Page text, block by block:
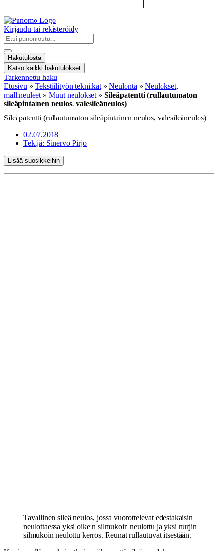
Kirjaudu tai rekisteröidy
Search
...
Hakutulosta
Katso kaikki hakutulokset
Tarkennettu haku
Etusivu » Tekstiilityön tekniikat » Neulonta » Neulokset,
mallineuleet » Muut neulokset » Sileäpatentti (rullautumaton
sileäpintainen neulos, valesileäneulos)
Sileäpatentti (rullautumaton sileäpintainen neulos, valesileäneulos)
02.07.2018
Tekijä: Sinervo Pirjo
Lisää suosikkeihin
Tavallinen sileä neulos, jossa vuorottelevat edestakaisin
neulottaessa yksi oikein silmukoin neulottu ja yksi nurjin
silmukoin neulottu kerros. Reunat rullautuvat itsestään.